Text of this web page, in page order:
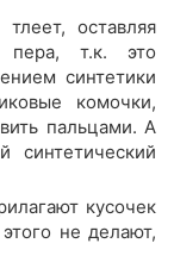
оставляя
пера, т.к. это
синтетики
комочки,
пальцами. А
кусочек
не делают,